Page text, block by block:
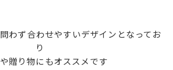
わず合わせやすいデザインとなってお
り
贈り物にもオススメです